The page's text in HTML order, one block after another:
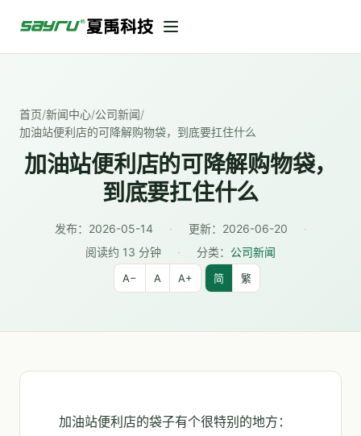
首页/新闻中心/公司新闻/
加油站便利店的可降解购物袋，到底要扛住什么
加油站便利店的可降解购物袋，
到底要扛住什么
发布： 2026-05-14 · 更新： 2026-06-20
·
阅读约 13 分钟
· 分类： 公司新闻
A− A A+ 简 繁
加油站便利店的袋子有个很特别的地方：